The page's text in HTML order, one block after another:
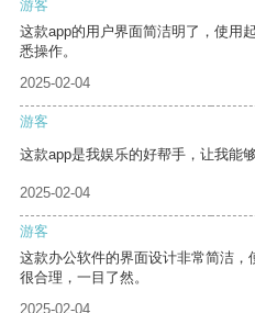
游客
这款app的用户界面简洁明了，使用
悉操作。
2025-02-04
游客
这款app是我娱乐的好帮手，让我能
2025-02-04
游客
这款办公软件的界面设计非常简洁
很合理，一目了然。
2025-02-04